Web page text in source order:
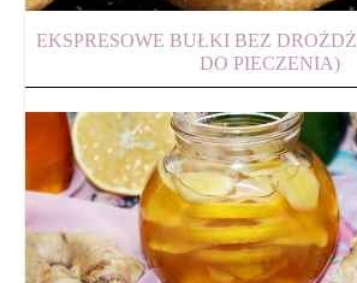
EKSPRESOWE BUŁKI BEZ
DO PIECZENIA)